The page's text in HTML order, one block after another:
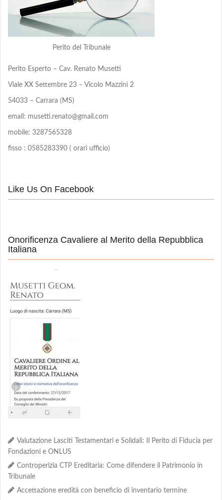
Perito del Tribunale
Perito Esperto – Cav. Renato Musetti
Viale XX Settembre 23 – Vicolo Mazzini 2
54033 – Carrara (MS)
email: musetti.renato@gmail.com
mobile: 3287565328
fisso : 0585283390 ( orari ufficio)
Like Us On Facebook
Onorificenza Cavaliere al Merito della Repubblica
Italiana
Valutazione Lasciti Testamentari e Solidali: Il Perito di Fiducia per
Fondazioni e ONLUS
Controperizia CTP Ereditaria: Come difendere il Patrimonio in
Tribunale
Accettazione eredità con beneficio di inventario termine